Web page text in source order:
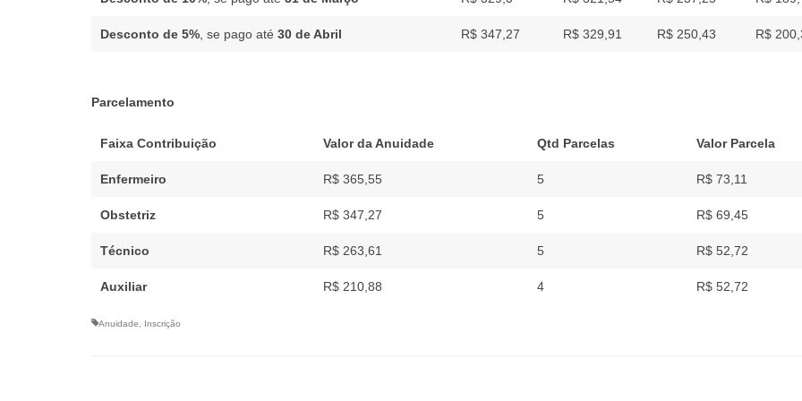
Desconto de 5% , se pago até 30 de Abril R$ 347,27 R$ 329,91 R$ 250,43 R$
Parcelamento
Faixa Contribuição Valor da Anuidade Qtd Parcelas Valor Parcela
Enfermeiro R$ 365,55 5 R$ 73,11
Obstetriz R$ 347,27 5 R$ 69,45
Técnico R$ 263,61 5 R$ 52,72
Auxiliar R$ 210,88 4 R$ 52,72
Anuidade Inscrição